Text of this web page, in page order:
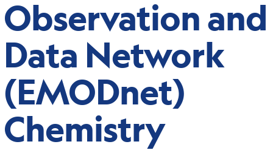
Observation and
Data Network
(EMODnet)
Chemistry